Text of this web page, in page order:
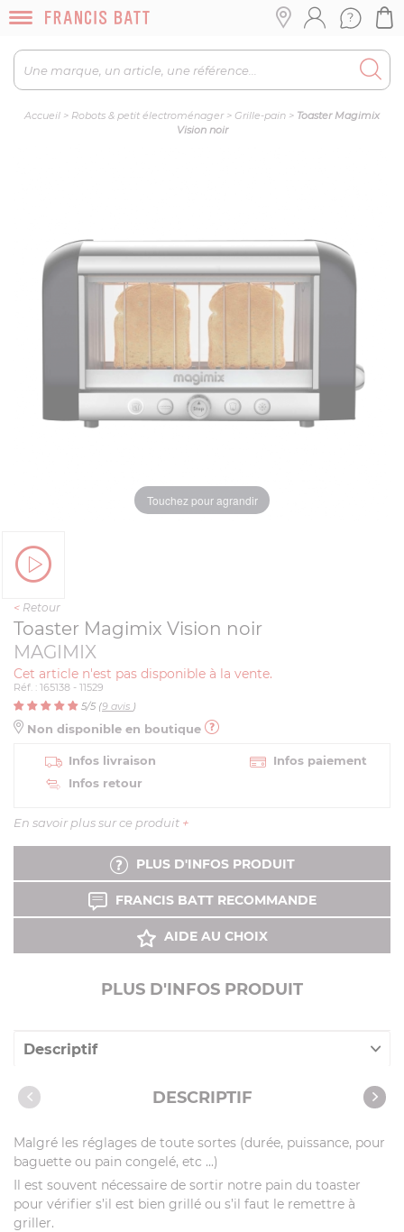
Accueil > Robots & petit électroménager> Grille-pain > Toaster Magimix
Vision noir
Touchez pour agrandir
< Retour
Toaster Magimix Vision noir
MAGIMIX
Cet article n'est pas disponible à la vente.
Réf. : 165138 - 11529
5/5 (9 avis )
Non disponible en boutique
Infos livraison
Infos paiement
Infos retour
En savoir plus sur ce produit +
PLUS D'INFOS PRODUIT
FRANCIS BATT RECOMMANDE
AIDE AU CHOIX
PLUS D'INFOS PRODUIT
Descriptif
Caractéristiques
Vidéos
DESCRIPTIF
Malgré les réglages de toute sortes (durée, puissance, pour
baguette ou pain congelé, etc ...)
Il est souvent nécessaire de sortir notre pain du toaster
pour vérifier s’il est bien grillé ou s’il faut le remettre à
griller.